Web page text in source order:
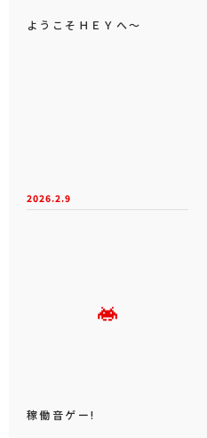
ようこそＨＥＹへ～
2026.2.9
稼働音ゲー!